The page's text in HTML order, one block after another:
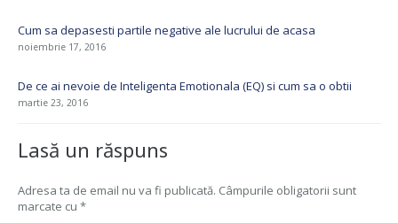
Cum sa depasesti partile negative ale lucrului de acasa
noiembrie 17, 2016
De ce ai nevoie de Inteligenta Emotionala (EQ) si cum sa o obtii
martie 23, 2016
Lasă un răspuns
Adresa ta de email nu va fi publicată. Câmpurile obligatorii sunt
marcate cu *